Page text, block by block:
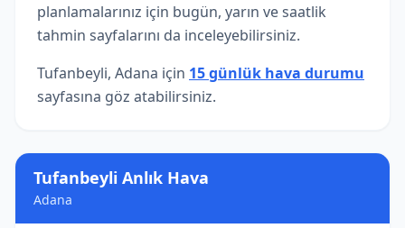
Tufanbeyli Anlık Hava
Adana
planlamalarınız için bugün, yarın ve saatlik
tahmin sayfalarını da inceleyebilirsiniz.
Tufanbeyli, Adana için 15 günlük hava durumu
sayfasına göz atabilirsiniz.